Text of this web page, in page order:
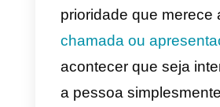
Quais são
comuns pelos
pessoa não